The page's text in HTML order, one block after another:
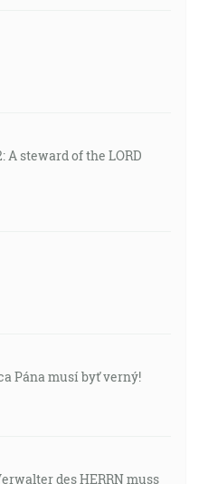
A steward of the LORD
Pána musí byť verný!
des HERRN muss